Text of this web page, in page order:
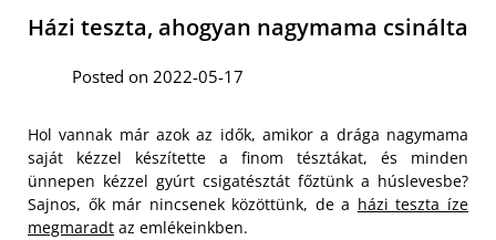
Házi teszta, ahogyan nagymama csinálta
Posted on 2022-05-17
Hol vannak már azok az idők, amikor a drága nagymama
saját kézzel készítette a finom tésztákat, és minden
ünnepen kézzel gyúrt csigatésztát főztünk a húslevesbe?
Sajnos, ők már nincsenek közöttünk, de a házi teszta íze
megmaradt az emlékeinkben.